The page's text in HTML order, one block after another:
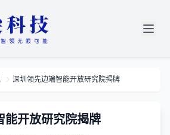
深圳领先边端智能开放研究院揭牌
能开放研究院揭牌